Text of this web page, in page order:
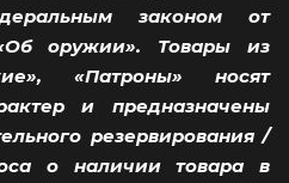
законом от
оружии». Товары из
«Патроны» носят
и предназначены
резервирования /
о наличии товара в